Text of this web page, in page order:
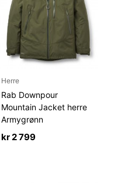
Herre
Rab Downpour
Mountain Jacket herre
Armygrønn
kr 2 799